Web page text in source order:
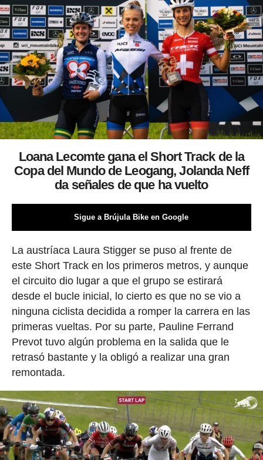
Loana Lecomte gana el Short Track de la
Copa del Mundo de Leogang, Jolanda Neff
da señales de que ha vuelto
Sigue a Brújula Bike en Google
La austríaca Laura Stigger se puso al frente de
este Short Track en los primeros metros, y aunque
el circuito dio lugar a que el grupo se estirará
desde el bucle inicial, lo cierto es que no se vio a
ninguna ciclista decidida a romper la carrera en las
primeras vueltas. Por su parte, Pauline Ferrand
Prevot tuvo algún problema en la salida que le
retrasó bastante y la obligó a realizar una gran
remontada.